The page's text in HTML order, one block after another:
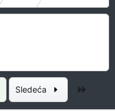
Sledeća